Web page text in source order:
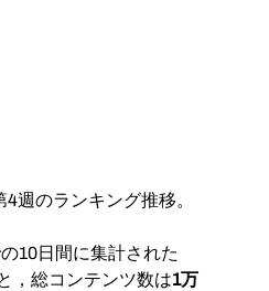
週のランキング推移。
10日間に集計された
，総コンテンツ数は1万